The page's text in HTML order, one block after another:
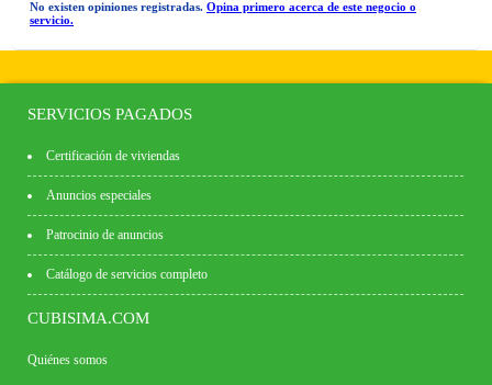
No existen opiniones registradas. Opina primero acerca de este negocio o
servicio.
SERVICIOS PAGADOS
Certificación de viviendas
Anuncios especiales
Patrocinio de anuncios
Catálogo de servicios completo
CUBISIMA.COM
Quiénes somos